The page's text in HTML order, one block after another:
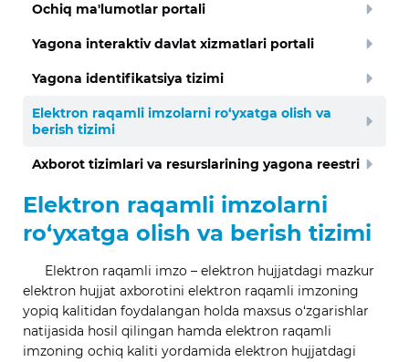
Ochiq ma'lumotlar portali
Yagona interaktiv davlat xizmatlari portali
Yagona identifikatsiya tizimi
Elektron raqamli imzolarni ro‘yxatga olish va
berish tizimi
Axborot tizimlari va resurslarining yagona reestri
Elektron raqamli imzolarni
ro‘yxatga olish va berish tizimi
Elektron raqamli imzo – elektron hujjatdagi mazkur
elektron hujjat axborotini elektron raqamli imzoning
yopiq kalitidan foydalangan holda maxsus o‘zgarishlar
natijasida hosil qilingan hamda elektron raqamli
imzoning ochiq kaliti yordamida elektron hujjatdagi